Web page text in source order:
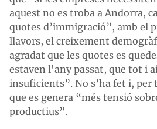
aquest no es troba a Andorra,
quotes d’immigració”, amb el
llavors, el creixement
agradat que les quotes es
estaven l'any passat, que tot i
insuficients”. No s’ha fet i, per
que es genera “més tensió
productius”.